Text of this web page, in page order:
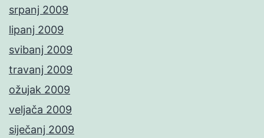
srpanj 2009
lipanj 2009
svibanj 2009
travanj 2009
ožujak 2009
veljača 2009
siječanj 2009